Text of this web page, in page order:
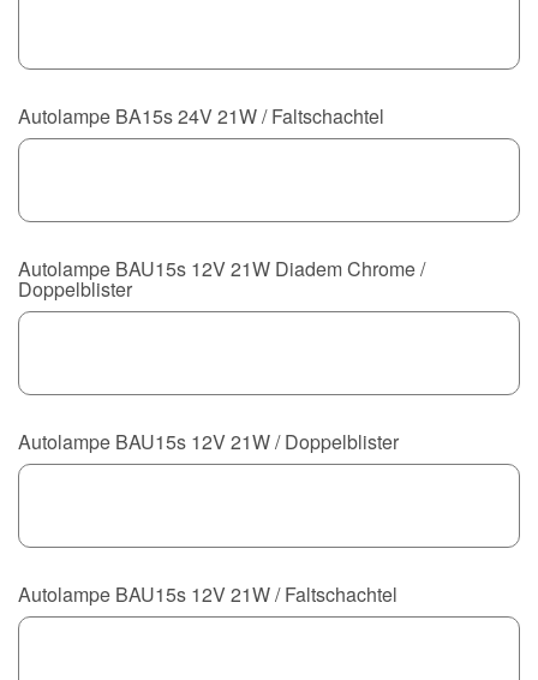
Autolampe BA15s 24V 21W / Faltschachtel
Autolampe BAU15s 12V 21W Diadem Chrome /
Doppelblister
Autolampe BAU15s 12V 21W / Doppelblister
Autolampe BAU15s 12V 21W / Faltschachtel